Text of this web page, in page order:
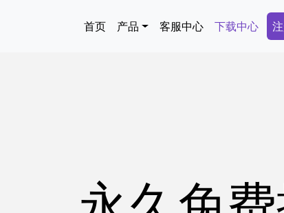
Main navigation
首页 产品 客服中心 下载中心